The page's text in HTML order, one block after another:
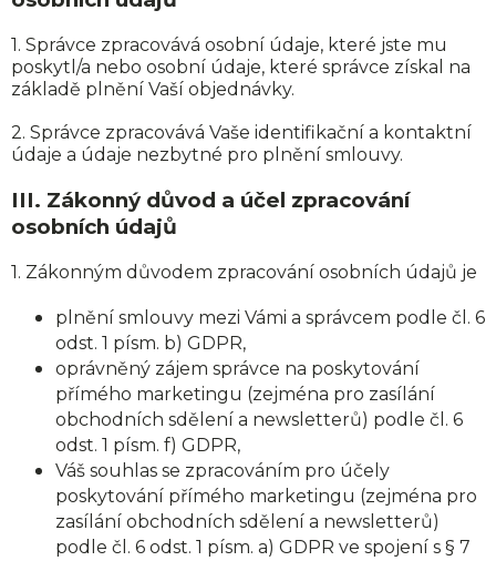
1. Správce zpracovává osobní údaje, které jste mu
poskytl/a nebo osobní údaje, které správce získal na
základě plnění Vaší objednávky.
2. Správce zpracovává Vaše identifikační a kontaktní
údaje a údaje nezbytné pro plnění smlouvy.
III. Zákonný důvod a účel zpracování
osobních údajů
1. Zákonným důvodem zpracování osobních údajů je
plnění smlouvy mezi Vámi a správcem podle čl. 6
odst. 1 písm. b) GDPR,
oprávněný zájem správce na poskytování
přímého marketingu (zejména pro zasílání
obchodních sdělení a newsletterů) podle čl. 6
odst. 1 písm. f) GDPR,
Váš souhlas se zpracováním pro účely
poskytování přímého marketingu (zejména pro
zasílání obchodních sdělení a newsletterů)
podle čl. 6 odst. 1 písm. a) GDPR ve spojení s § 7